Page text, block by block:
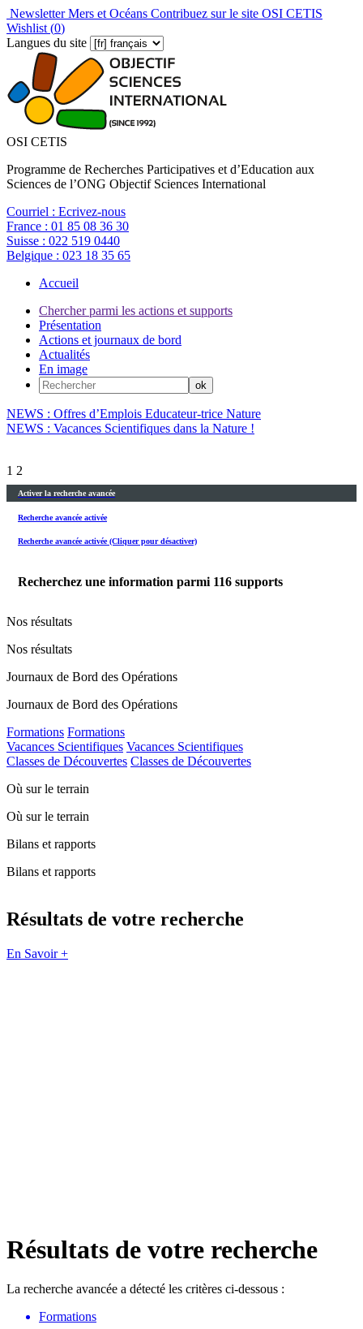
Newsletter Mers et Océans Contribuez sur le site OSI CETIS
Wishlist (0)
Langues du site
OSI CETIS
Programme de Recherches Participatives et d’Education aux
Sciences de l’ONG Objectif Sciences International
Courriel : Ecrivez-nous
France : 01 85 08 36 30
Suisse : 022 519 0440
Belgique : 023 18 35 65
Accueil
Chercher parmi les actions et supports
Présentation
Actions et journaux de bord
Actualités
En image
NEWS : Offres d’Emplois Educateur-trice Nature
NEWS : Vacances Scientifiques dans la Nature !
1 2
Activer la recherche avancée
Recherche avancée activée
Recherche avancée activée (Cliquer pour désactiver)
Recherchez une information parmi 116 supports
Nos résultats
Nos résultats
Journaux de Bord des Opérations
Journaux de Bord des Opérations
Formations Formations
Vacances Scientifiques Vacances Scientifiques
Classes de Découvertes Classes de Découvertes
Où sur le terrain
Où sur le terrain
Bilans et rapports
Bilans et rapports
Résultats de votre recherche
En Savoir +
Résultats de votre recherche
La recherche avancée a détecté les critères ci-dessous :
Formations